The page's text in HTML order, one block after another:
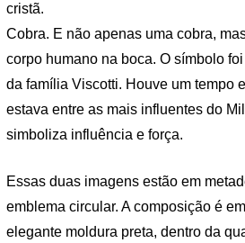
cristã.
Cobra. E não apenas uma cobra,
corpo humano na boca. O símbolo
da família Viscotti. Houve um tempo
estava entre as mais influentes do
simboliza influência e força.
Essas duas imagens estão em
emblema circular. A composição é
elegante moldura preta, dentro da